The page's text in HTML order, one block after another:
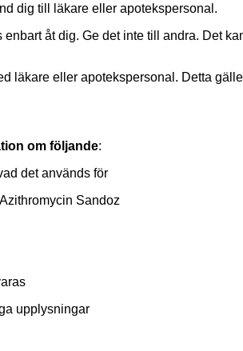
dig till läkare eller apotekspersonal.
åt dig. Ge det inte till andra. Det
läkare eller apotekspersonal. Detta
om följande:
det används för
Sandoz
upplysningar